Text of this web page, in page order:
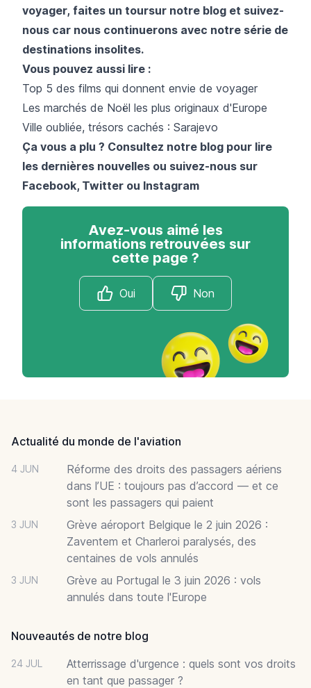
voyager, faites un toursur notre blog et suivez-
nous car nous continuerons avec notre série de
destinations insolites.
Vous pouvez aussi lire :
Top 5 des films qui donnent envie de voyager
Les marchés de Noël les plus originaux d'Europe
Ville oubliée, trésors cachés : Sarajevo
Ça vous a plu ? Consultez notre blog pour lire
les dernières nouvelles ou suivez-nous sur
Facebook, Twitter ou Instagram
Avez-vous aimé les
informations retrouvées sur
cette page ?
Oui Non
Actualité du monde de l'aviation
4 JUN
Réforme des droits des passagers aériens
dans l’UE : toujours pas d’accord — et ce
sont les passagers qui paient
3 JUN
Grève aéroport Belgique le 2 juin 2026 :
Zaventem et Charleroi paralysés, des
centaines de vols annulés
3 JUN
Grève au Portugal le 3 juin 2026 : vols
annulés dans toute l'Europe
Nouveautés de notre blog
24 JUL
Atterrissage d'urgence : quels sont vos droits
en tant que passager ?